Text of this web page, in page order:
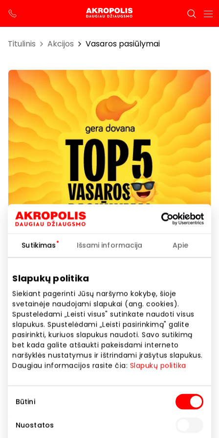
Sutikimas Išsami informacija Apie
Slapukų politika
Siekiant pagerinti Jūsų naršymo kokybę, šioje
svetainėje naudojami slapukai (ang. cookies).
Spustelėdami „Leisti visus" sutinkate naudoti visus
slapukus. Spustelėdami „Leisti pasirinkimą" galite
pasirinkti, kuriuos slapukus naudoti. Savo sutikimą
bet kada galite atšaukti pakeisdami interneto
naršyklės nustatymus ir ištrindami įrašytus slapukus.
Daugiau informacijos rasite čia: Slapukų politika
pasirinkimas
Būtini
Nuostatos
Titulinis Akcijos Vasaros pasiūlymai
Vasaros pasiūlymai
Akcijos trukmė
Nuo 2026.06.23iki2026.08.31
Atraskite TOP vasaros pasiūlymus, kurie leis tiek
Jums, tiek artimiesiems leisti dienas kupinas įspūdžių!